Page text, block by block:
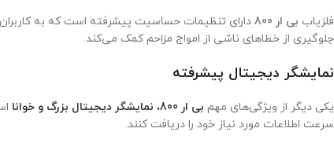
فلزیاب بی ار 800
دارای تنظیمات حساسیت پیشرفته است که به
جلوگیری از خطاهای ناشی از امواج مزاحم کمک می‌کند.
نمایشگر دیجیتال پیشرفته
یکی دیگر از ویژگی‌های مهم بی ار 800 ، نمایشگر دیجیتال بزرگ و خوانا
سرعت اطلاعات مورد نیاز خود را دریافت کنند.